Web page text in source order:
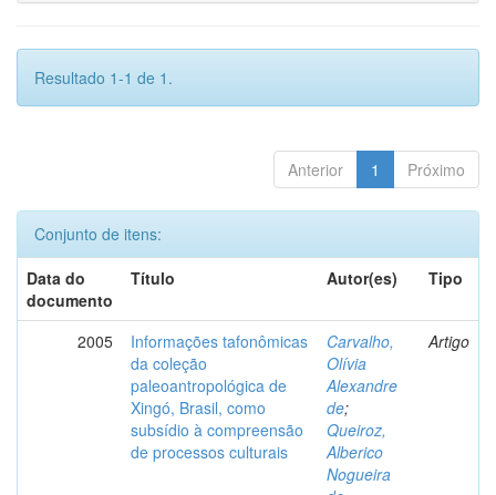
Resultado 1-1 de 1.
Anterior 1 Próximo
Conjunto de itens:
Data do
documento
Título Autor(es) Tipo
2005
Informações tafonômicas
da coleção
paleoantropológica de
Xingó, Brasil, como
subsídio à compreensão
de processos culturais
Carvalho,
Olívia
Alexandre
de;
Queiroz,
Alberico
Nogueira
Artigo